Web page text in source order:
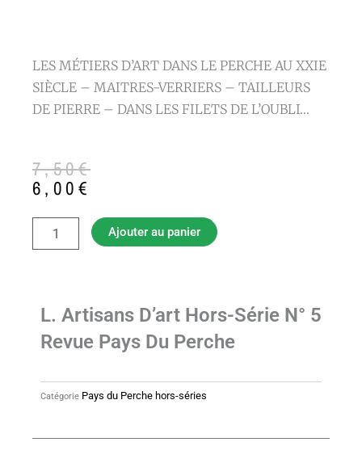
LES MÉTIERS D’ART DANS LE PERCHE AU XXIE
SIÈCLE – MAITRES-VERRIERS – TAILLEURS
DE PIERRE – DANS LES FILETS DE L’OUBLI…
7,50€
Le
prix
était :
7,50€.
6,00€
Le
prix
est :
6,00€.
hors-
série
n°
Pays
du
Ajouter au panier
L. Artisans D’art Hors-Série N° 5
Revue Pays Du Perche
Catégorie Pays du Perche hors-séries